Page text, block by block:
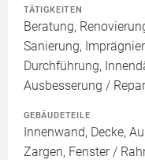
TÄTIGKEITEN
Beratung,
Sanierung,
Durchführung,
Ausbesserung /
GEBÄUDETEILE
Innenwand, Decke,
Zargen, Fenster /